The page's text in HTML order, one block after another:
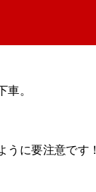
。
に要注意です！